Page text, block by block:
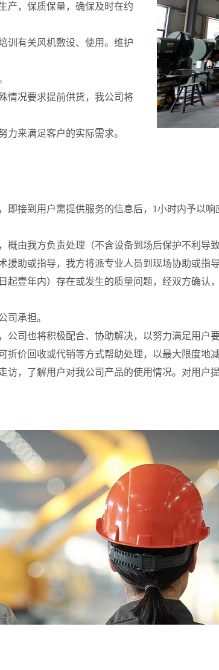
产，保质保量，确保及时在约
训有关风机敷设、使用。维护
情况要求提前供货，我公司将
力来满足客户的实际需求。
即接到用户需提供服务的信息后，1小时内予以
概由我方负责处理（不含设备到场后保护不利导
援助或指导，我方将派专业人员到现场协助或指
起壹年内）存在或发生的质量问题，经双方确
司承担。
公司也将积极配合、协助解决，以努力满足用户要
折价回收或代销等方式帮助处理，以最大限度地
访，了解用户对我公司产品的使用情况。对用